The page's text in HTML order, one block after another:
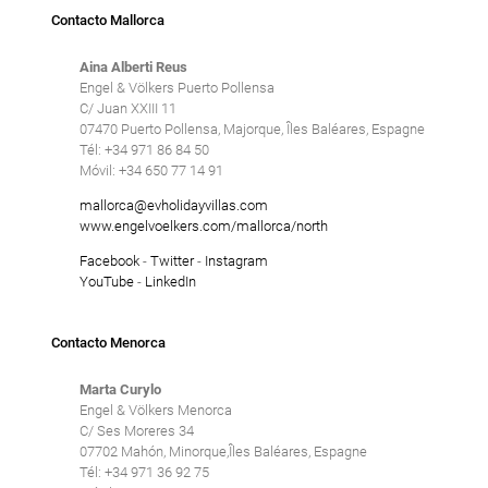
Contacto Mallorca
Aina Alberti Reus
Engel & Völkers Puerto Pollensa
C/ Juan XXIII 11
07470 Puerto Pollensa, Majorque, Îles Baléares, Espagne
Tél: +34 971 86 84 50
Móvil: +34 650 77 14 91
mallorca@evholidayvillas.com
www.engelvoelkers.com/mallorca/north
Facebook- Twitter- Instagram
YouTube- LinkedIn
Contacto Menorca
Marta Curylo
Engel & Völkers Menorca
C/ Ses Moreres 34
07702 Mahón, Minorque,Îles Baléares, Espagne
Tél: +34 971 36 92 75